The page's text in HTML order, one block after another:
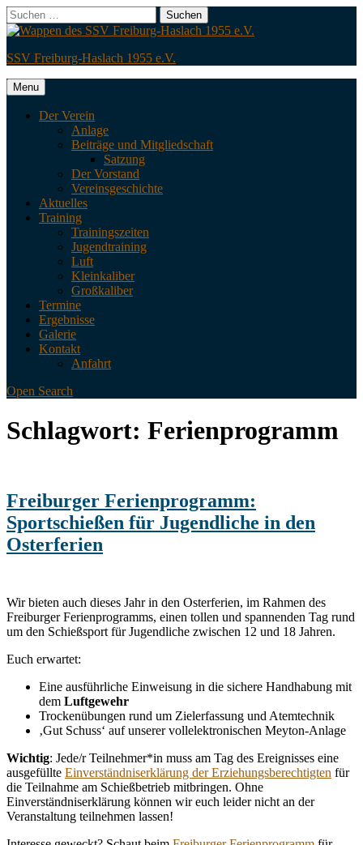
Skip
to
content
Search
Suchen
nach:
SSV Freiburg-Haslach 1955 e.V.
Menu
Der Verein
Anlage
Beiträge und Mitgliedschaft
Satzung
Der Vorstand
Vereinsgeschichte
Aktuelles
Training
Trainingszeiten
Jugendtraining
Luft
Kleinkaliber
Großkaliber
Termine
Ergebnisse
Galerie
Kontakt
Anfahrt
Open Search
Schlagwort: Ferienprogramm
Freiburger Ferienprogramm:
Sportschießen für Jugendliche in den
Osterferien
Wir bieten auch dieses Jahr in den Osterferien, im Rahmen des
Freiburger Ferienprogramms, einen tollen und spannenden Tag rund
um den Schießsport für Jugendliche zwischen 12 und 18 Jahren.
Euch erwartet:
Eine ausführliche Einweisung in die sichere Handhabung mit
dem Luftgewehr
Trockenübungen rund um Zielerfassung und Atemtechnik
‚Gut Schuss‘ auf unserer vollelektronischen Meyton-Anlage
Wichtig: Jede/r Teilnehmer*in muss am Tag des Ereignisses eine
ausgefüllte Einverständniserklärung der Erziehungsberechtigten für
die Teilnahme am Schießbetrieb mitbringen. Ohne
Einverständniserklärung können wir euch leider nicht an der
Veranstaltung teilnehmen lassen!